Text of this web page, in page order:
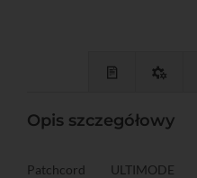
Opis szczegółowy
Patchcord